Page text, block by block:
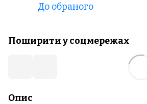
До обраного
Поширити у соцмережах
Опис